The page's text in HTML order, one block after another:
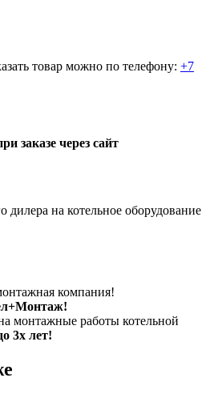
товар можно по телефону: +7
заказе через сайт
дилера на котельное оборудование
компания!
монтажные работы котельной
3х лет!